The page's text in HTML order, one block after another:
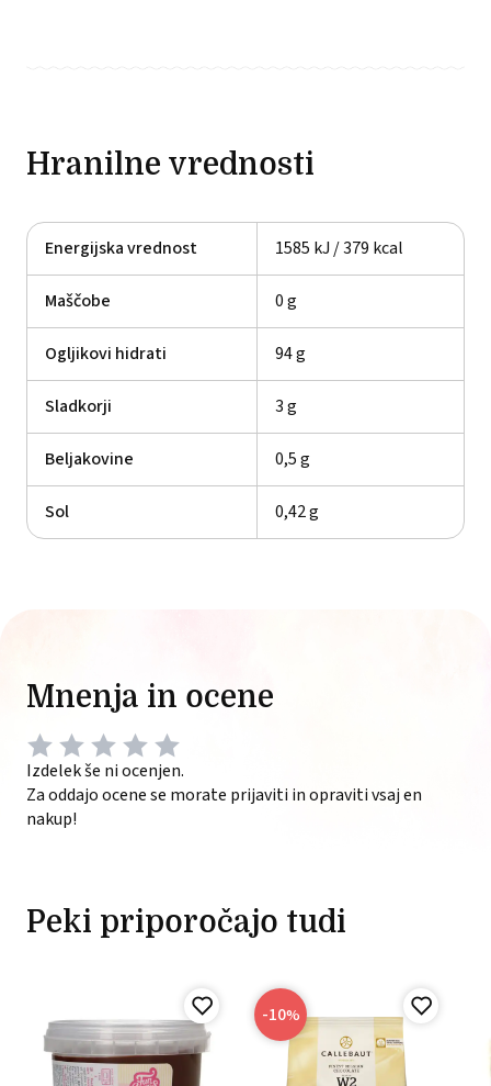
Hranilne vrednosti
Energijska vrednost 1585 kJ / 379 kcal
Maščobe 0 g
Ogljikovi hidrati 94 g
Sladkorji 3 g
Beljakovine 0,5 g
Sol 0,42 g
Mnenja in ocene
Izdelek še ni ocenjen.
Za oddajo ocene se morate prijaviti in opraviti vsaj en
nakup!
Peki priporočajo tudi
-10%